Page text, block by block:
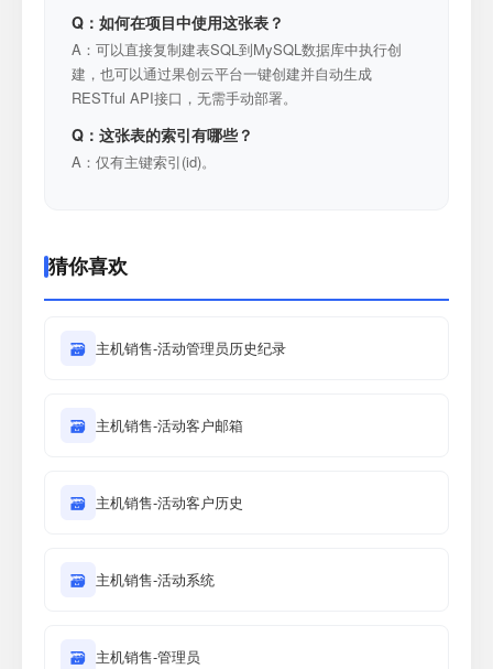
Q：如何在项目中使用这张表？
A：可以直接复制建表SQL到MySQL数据库中执行创
建，也可以通过果创云平台一键创建并自动生成
RESTful API接口，无需手动部署。
Q：这张表的索引有哪些？
A：仅有主键索引(id)。
猜你喜欢
🗃 主机销售-活动管理员历史纪录
🗃 主机销售-活动客户邮箱
🗃 主机销售-活动客户历史
🗃 主机销售-活动系统
🗃 主机销售-管理员